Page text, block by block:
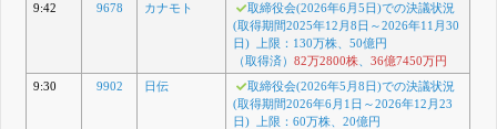
9:42
9678 カナモト
取締役会(2026年6月5日)での決議状況
(取得期間2025年12月8日～2026年11月30
日) 上限：130万株、50億円
（取得済） 82万2800株、 36億7450万円
9:30
9902 日伝
取締役会(2026年5月8日)での決議状況
(取得期間2026年6月1日～2026年12月23
日) 上限：60万株、20億円